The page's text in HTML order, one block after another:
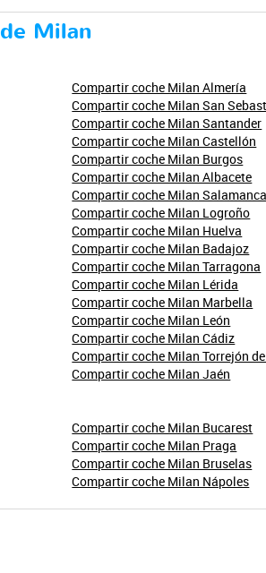
Milan
Compartir coche Milan Almería
Compartir coche Milan San
Compartir coche Milan Santander
Compartir coche Milan Castellón
Compartir coche Milan Burgos
Compartir coche Milan Albacete
Compartir coche Milan Salamanca
Compartir coche Milan Logroño
Compartir coche Milan Huelva
Compartir coche Milan Badajoz
Compartir coche Milan Tarragona
Compartir coche Milan Lérida
Compartir coche Milan Marbella
Compartir coche Milan León
Compartir coche Milan Cádiz
Compartir coche Milan Torrejón
Compartir coche Milan Jaén
Compartir coche Milan Bucarest
Compartir coche Milan Praga
Compartir coche Milan Bruselas
Compartir coche Milan Nápoles